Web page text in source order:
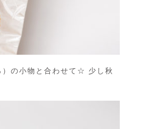
）の小物と合わせて☆ 少し秋